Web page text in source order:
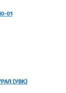
01
(УВК)